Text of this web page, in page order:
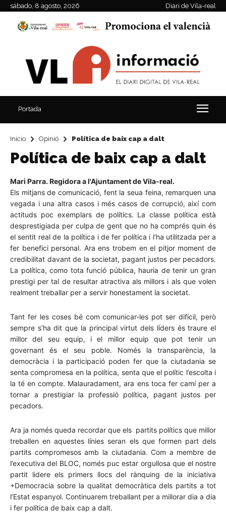
sábado, 8 agosto, 2026 Diari de Vila-real
Portada
Inicio Opinió Política de baix cap a dalt
Política de baix cap a dalt
Mari Parra. Regidora a l'Ajuntament de Vila-real.
Els mitjans de comunicació, fent la seua feina, remarquen una
vegada i una altra casos i més casos de corrupció, així com
actituds poc exemplars de polítics. La classe política està
desprestigiada per culpa de gent que no ha comprés quin és
el sentit real de la política i de fer política i l’ha utilitzada per a
fer benefici personal. Ara ens trobem en el pitjor moment de
credibilitat davant de la societat, pagant justos per pecadors.
La política, como tota funció pública, hauria de tenir un gran
prestigi per tal de resultar atractiva als millors i als que volen
realment treballar per a servir honestament la societat.
Tant fer les coses bé com comunicar-les pot ser difícil, però
sempre s’ha dit que la principal virtut dels líders és traure el
millor del seu equip, i el millor equip que pot tenir un
governant és el seu poble. Només la transparència, la
democràcia i la participació poden fer que la ciutadania se
senta compromesa en la política, senta que el polític l’escolta i
la té en compte. Malauradament, ara ens toca fer camí per a
tornar a prestigiar la professió política, pagant justos per
pecadors.
Ara ja només queda recordar que els partits polítics que millor
treballen en aquestes línies seran els que formen part dels
partits compromesos amb la ciutadania. Com a membre de
l’executiva del BLOC, només puc estar orgullosa que el nostre
partit lidere els primers llocs del rànquing de la iniciativa
+Democracia sobre la qualitat democràtica dels partits a tot
l’Estat espanyol. Continuarem treballant per a millorar dia a dia
i fer política de baix cap a dalt.